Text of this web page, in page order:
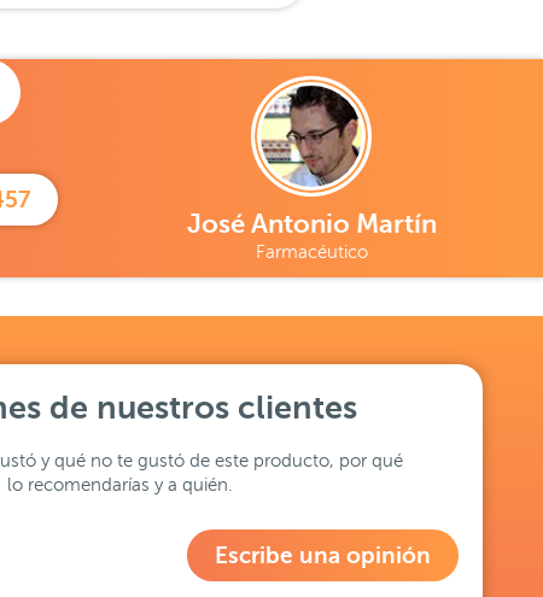
José Antonio Martín
Farmacéutico
de nuestros clientes
y qué no te gustó de este producto, por qué
lo recomendarías y a quién.
Escribe una opinión